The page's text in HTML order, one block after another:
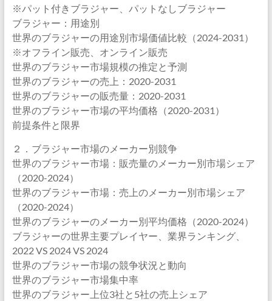
※パット付きブラジャー、パットなしブラジャー
ブラジャー：用途別
世界のブラジャーの用途別市場価値比較（2024-2031）
※オフライン販売、オンライン販売
世界のブラジャー市場規模の推定と予測
世界のブラジャーの売上：2020-2031
世界のブラジャーの販売量：2020-2031
世界のブラジャー市場の平均価格（2020-2031）
前提条件と限界
２．ブラジャー市場のメーカー別競争
世界のブラジャー市場：販売量のメーカー別市場シェア
（2020-2024）
世界のブラジャー市場：売上のメーカー別市場シェア
（2020-2024）
世界のブラジャーのメーカー別平均価格（2020-2024）
ブラジャーの世界主要プレイヤー、業界ランキング、
2022 VS 2024 VS 2024
世界のブラジャー市場の競争状況と動向
世界のブラジャー市場集中率
世界のブラジャー上位3社と5社の売上シェア